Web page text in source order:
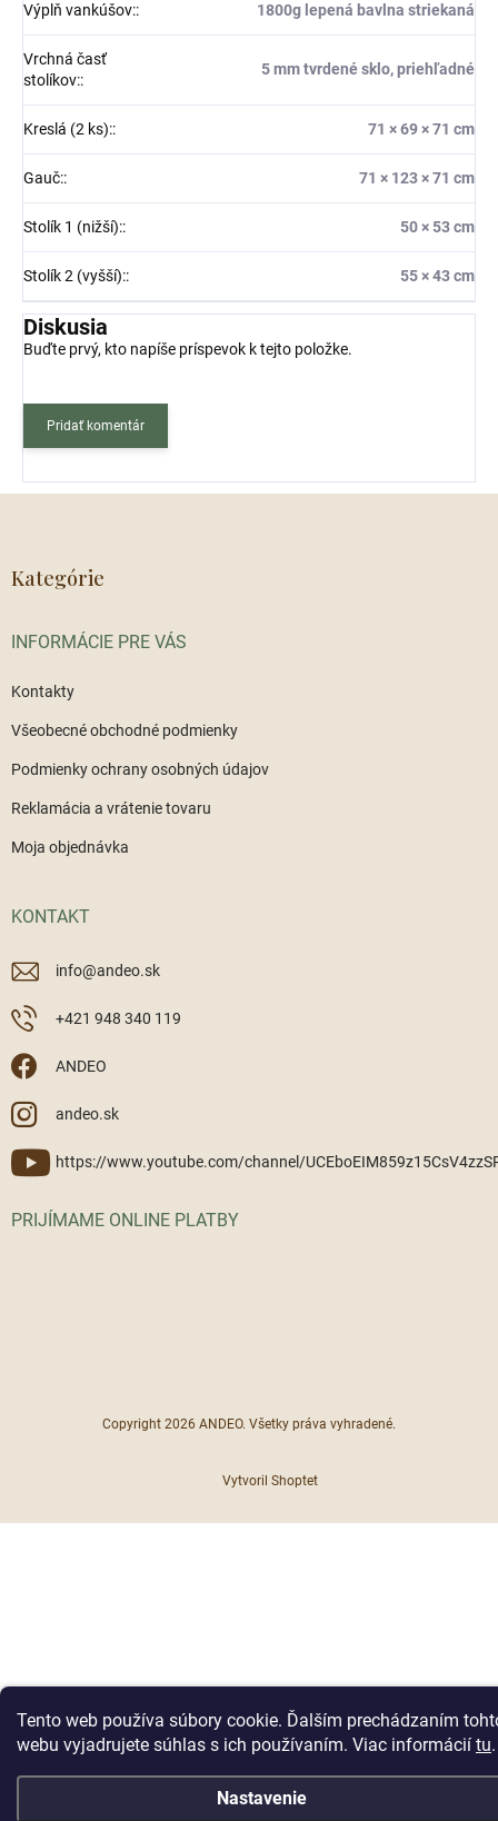
Tento web používa súbory cookie. Ďalším prechádzaním
webu vyjadrujete súhlas s ich používaním. Viac informácií tu.
Nastavenie
Výplň vankúšov:: 1800g lepená bavlna striekaná
Vrchná časť
stolíkov::
5 mm tvrdené sklo, priehľadné
Kreslá (2 ks):: 71 × 69 × 71 cm
Gauč:: 71 × 123 × 71 cm
Stolík 1 (nižší):: 50 × 53 cm
Stolík 2 (vyšší):: 55 × 43 cm
Diskusia
Buďte prvý, kto napíše príspevok k tejto položke.
Pridať komentár
Kategórie
INFORMÁCIE PRE VÁS
Kontakty
Všeobecné obchodné podmienky
Podmienky ochrany osobných údajov
Reklamácia a vrátenie tovaru
Moja objednávka
KONTAKT
info@andeo.sk
+421 948 340 119
ANDEO
andeo.sk
https://www.youtube.com/channel/
PRIJÍMAME ONLINE PLATBY
Vytvoril Shoptet
Copyright 2026 ANDEO. Všetky práva vyhradené.